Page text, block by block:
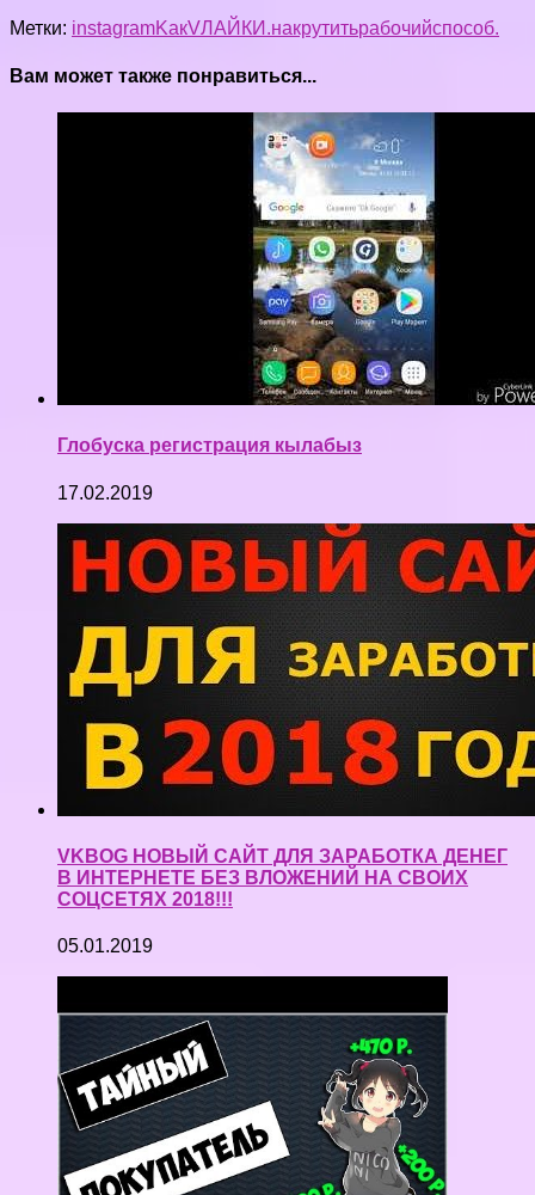
Метки: instagramKакVЛАЙКИ.накрутитьрабочийспособ.
Вам может также понравиться...
Глобуска регистрация кылабыз
17.02.2019
VKBOG НОВЫЙ САЙТ ДЛЯ ЗАРАБОТКА ДЕНЕГ
В ИНТЕРНЕТЕ БЕЗ ВЛОЖЕНИЙ НА СВОИХ
СОЦСЕТЯХ 2018!!!
05.01.2019